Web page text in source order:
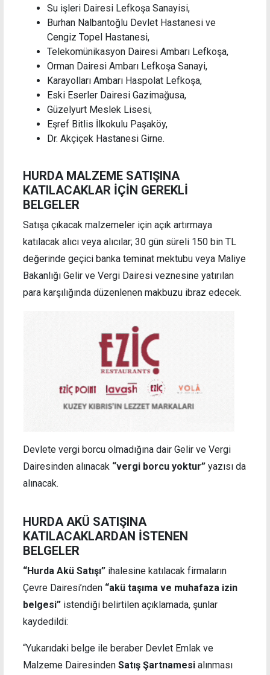
Su işleri Dairesi Lefkoşa Sanayisi,
Burhan Nalbantoğlu Devlet Hastanesi ve
Cengiz Topel Hastanesi,
Telekomünikasyon Dairesi Ambarı Lefkoşa,
Orman Dairesi Ambarı Lefkoşa Sanayi,
Karayolları Ambarı Haspolat Lefkoşa,
Eski Eserler Dairesi Gazimağusa,
Güzelyurt Meslek Lisesi,
Eşref Bitlis İlkokulu Paşaköy,
Dr. Akçiçek Hastanesi Girne.
HURDA MALZEME SATIŞINA
KATILACAKLAR İÇİN GEREKLİ
BELGELER
Satışa çıkacak malzemeler için açık artırmaya
katılacak alıcı veya alıcılar; 30 gün süreli 150 bin TL
değerinde geçici banka teminat mektubu veya Maliye
Bakanlığı Gelir ve Vergi Dairesi veznesine yatırılan
para karşılığında düzenlenen makbuzu ibraz edecek.
Devlete vergi borcu olmadığına dair Gelir ve Vergi
Dairesinden alınacak “vergi borcu yoktur” yazısı da
alınacak.
HURDA AKÜ SATIŞINA
KATILACAKLARDAN İSTENEN
BELGELER
“Hurda Akü Satışı” ihalesine katılacak firmaların
Çevre Dairesi’nden “akü taşıma ve muhafaza izin
belgesi” istendiği belirtilen açıklamada, şunlar
kaydedildi:
“Yukarıdaki belge ile beraber Devlet Emlak ve
Malzeme Dairesinden Satış Şartnamesi alınması